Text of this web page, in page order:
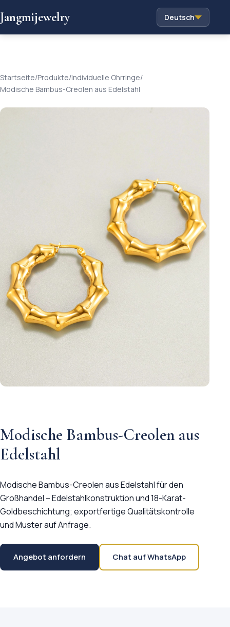
Jangmijewelry Deutsch
Startseite/Produkte/Individuelle Ohrringe/
Modische Bambus-Creolen aus Edelstahl
Modische Bambus-Creolen aus
Edelstahl
Modische Bambus-Creolen aus Edelstahl für den
Großhandel – Edelstahlkonstruktion und 18-Karat-
Goldbeschichtung; exportfertige Qualitätskontrolle
und Muster auf Anfrage.
Angebot anfordern Chat auf WhatsApp